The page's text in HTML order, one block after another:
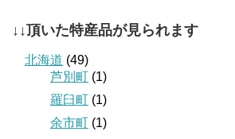
↓↓頂いた特産品が見られます
北海道 (49)
芦別町 (1)
羅臼町 (1)
余市町 (1)